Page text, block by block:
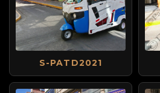
S-PATD2021